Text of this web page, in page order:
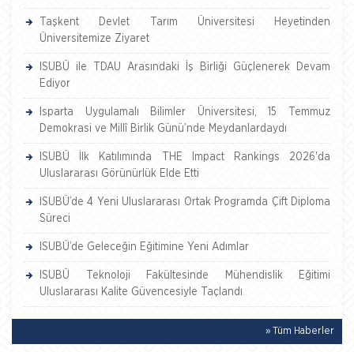
Taşkent Devlet Tarım Üniversitesi Heyetinden
Üniversitemize Ziyaret
ISUBÜ ile TDAU Arasındaki İş Birliği Güçlenerek Devam
Ediyor
Isparta Uygulamalı Bilimler Üniversitesi, 15 Temmuz
Demokrasi ve Millî Birlik Günü’nde Meydanlardaydı
ISUBÜ İlk Katılımında THE Impact Rankings 2026'da
Uluslararası Görünürlük Elde Etti
ISUBÜ’de 4 Yeni Uluslararası Ortak Programda Çift Diploma
Süreci
ISUBÜ’de Geleceğin Eğitimine Yeni Adımlar
ISUBÜ Teknoloji Fakültesinde Mühendislik Eğitimi
Uluslararası Kalite Güvencesiyle Taçlandı
» Tüm Haberler